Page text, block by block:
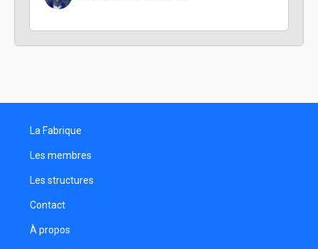
La Fabrique
Les membres
Les structures
Contact
À propos